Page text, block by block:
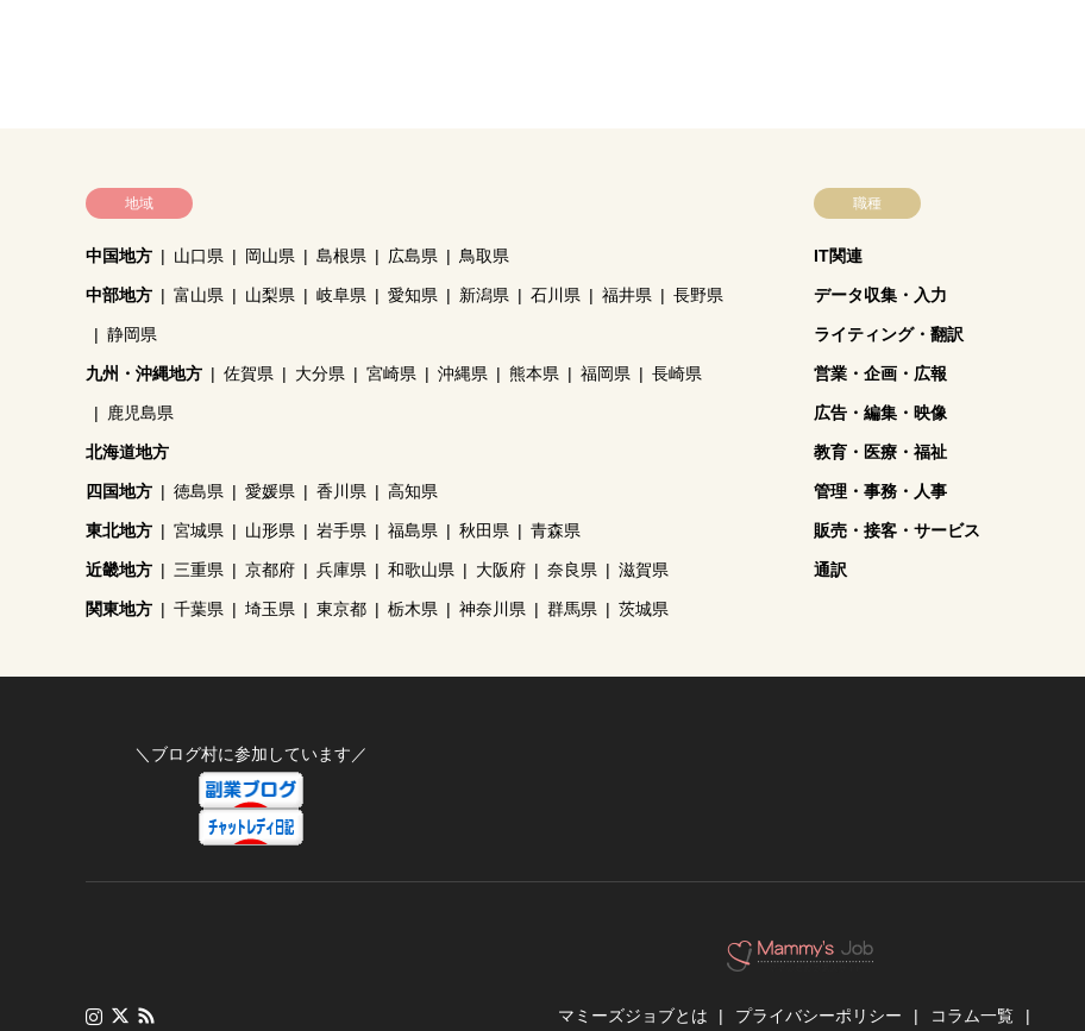
地域
中国地方 山口県 岡山県 島根県 広島県 鳥取県
中部地方 富山県 山梨県 岐阜県 愛知県 新潟県 石川県 福井県 長野県
静岡県
九州・沖縄地方 佐賀県 大分県 宮崎県 沖縄県 熊本県 福岡県 長崎県
鹿児島県
北海道地方
四国地方 徳島県 愛媛県 香川県 高知県
東北地方 宮城県 山形県 岩手県 福島県 秋田県 青森県
近畿地方 三重県 京都府 兵庫県 和歌山県 大阪府 奈良県 滋賀県
関東地方 千葉県 埼玉県 東京都 栃木県 神奈川県 群馬県 茨城県
職種
IT関連
データ収集・入力
ライティング・翻訳
営業・企画・広報
広告・編集・映像
教育・医療・福祉
管理・事務・人事
販売・接客・サービス
通訳
＼ブログ村に参加しています／
マミーズジョブとは プライバシーポリシー コラム一覧